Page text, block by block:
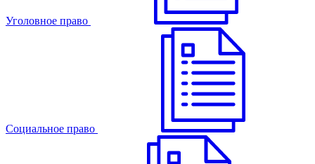
Уголовное право
Cоциальное право